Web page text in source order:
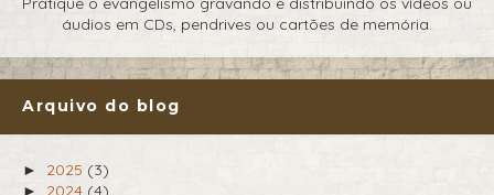
áudios em CDs, pendrives ou cartões de memória.
Arquivo do blog
► 2025 (3)
► 2024 (4)